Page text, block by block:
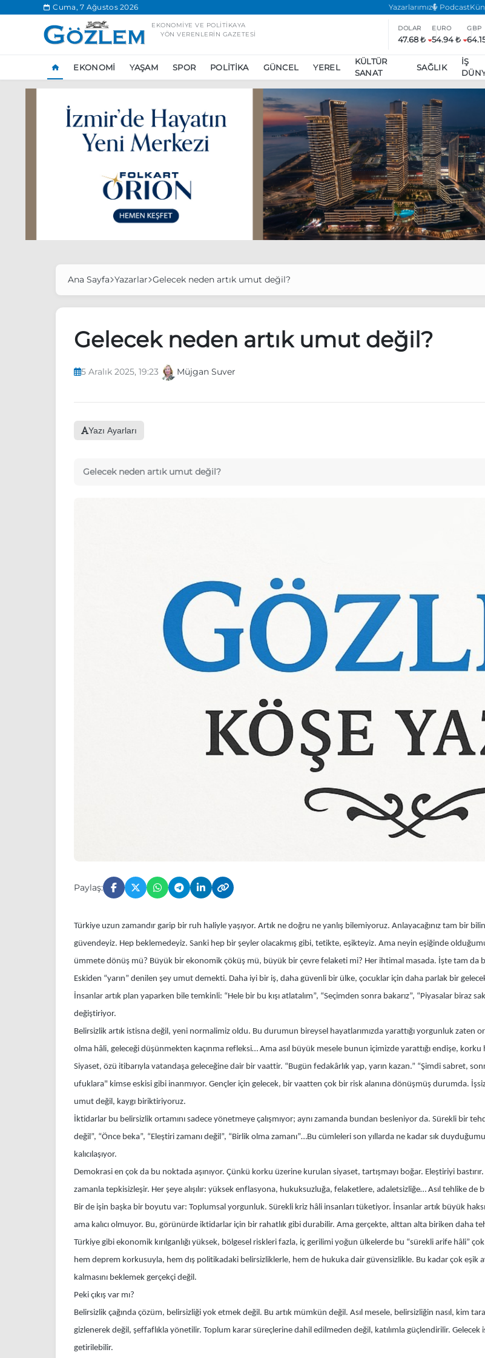
Cuma, 7 Ağustos 2026 Yazarlarımız Podcast
EKONOMIYE VE POLITIKAYA
YÖN VERENLERIN GAZETESI
DOLAR
47.68 ₺
EURO
54.94 ₺
GBP
EKONOMI YAŞAM SPOR POLITIKA GÜNCEL YEREL
KÜLTÜR
SANAT
SAĞLIK
İŞ
Ankara’da eylem yasağı uzatıldı
Özgür Özel, Ekrem
Ünlü çift bir etkinliğe daha katılmama kararı aldı
Boykot
Ana Sayfa Yazarlar Gelecek neden artık umut değil?
Gelecek neden artık umut değil?
5 Aralık 2025, 19:23 Müjgan Suver
Yazı Ayarları
Gelecek neden artık umut değil?
Paylaş:
Türkiye uzun zamandır garip bir ruh haliyle yaşıyor. Artık ne doğru ne yanlış bilemiyoruz. Anlayacağınız tam bir
güvendeyiz. Hep beklemedeyiz. Sanki hep bir şeyler olacakmış gibi, tetikte, eşikteyiz. Ama neyin eşiğinde
ümmete dönüş mü? Büyük bir ekonomik çöküş mü, büyük bir çevre felaketi mi? Her ihtimal masada. İşte tam da
Eskiden “yarın” denilen şey umut demekti. Daha iyi bir iş, daha güvenli bir ülke, çocuklar için daha parlak bir
İnsanlar artık plan yaparken bile temkinli: “Hele bir bu kışı atlatalım”, “Seçimden sonra bakarız”, “Piyasalar biraz
değiştiriyor.
Belirsizlik artık istisna değil, yeni normalimiz oldu. Bu durumun bireysel hayatlarımızda yarattığı yorgunluk
olma hâli, geleceği düşünmekten kaçınma refleksi… Ama asıl büyük mesele bunun içimizde yarattığı endişe,
Siyaset, özü itibarıyla vatandaşa geleceğine dair bir vaattir. “Bugün fedakârlık yap, yarın kazan.” “Şimdi sabret,
ufuklara" kimse eskisi gibi inanmıyor. Gençler için gelecek, bir vaatten çok bir risk alanına dönüşmüş durumda.
umut değil, kaygı biriktiriyoruz.
İktidarlar bu belirsizlik ortamını sadece yönetmeye çalışmıyor; aynı zamanda bundan besleniyor da. Sürekli bir
değil”, “Önce beka”, “Eleştiri zamanı değil”, “Birlik olma zamanı”…Bu cümleleri son yıllarda ne kadar sık
kalıcılaşıyor.
Demokrasi en çok da bu noktada aşınıyor. Çünkü korku üzerine kurulan siyaset, tartışmayı boğar. Eleştiriyi
zamanla tepkisizleşir. Her şeye alışılır: yüksek enflasyona, hukuksuzluğa, felaketlere, adaletsizliğe… Asıl tehlike de
Bir de işin başka bir boyutu var: Toplumsal yorgunluk. Sürekli kriz hâli insanları tüketiyor. İnsanlar artık büyük
ama kalıcı olmuyor. Bu, görünürde iktidarlar için bir rahatlık gibi durabilir. Ama gerçekte, alttan alta biriken daha
Türkiye gibi ekonomik kırılganlığı yüksek, bölgesel riskleri fazla, iç gerilimi yoğun ülkelerde bu “sürekli arife hâli”
hem deprem korkusuyla, hem dış politikadaki belirsizliklerle, hem de hukuka dair güvensizlikle. Bu kadar çok eşik
kalmasını beklemek gerçekçi değil.
Peki çıkış var mı?
Belirsizlik çağında çözüm, belirsizliği yok etmek değil. Bu artık mümkün değil. Asıl mesele, belirsizliğin nasıl, kim
gizlenerek değil, şeffaflıkla yönetilir. Toplum karar süreçlerine dahil edilmeden değil, katılımla güçlendirilir.
getirilebilir.